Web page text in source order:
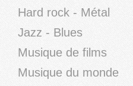
Hard rock - Métal
Jazz - Blues
Musique de films
Musique du monde